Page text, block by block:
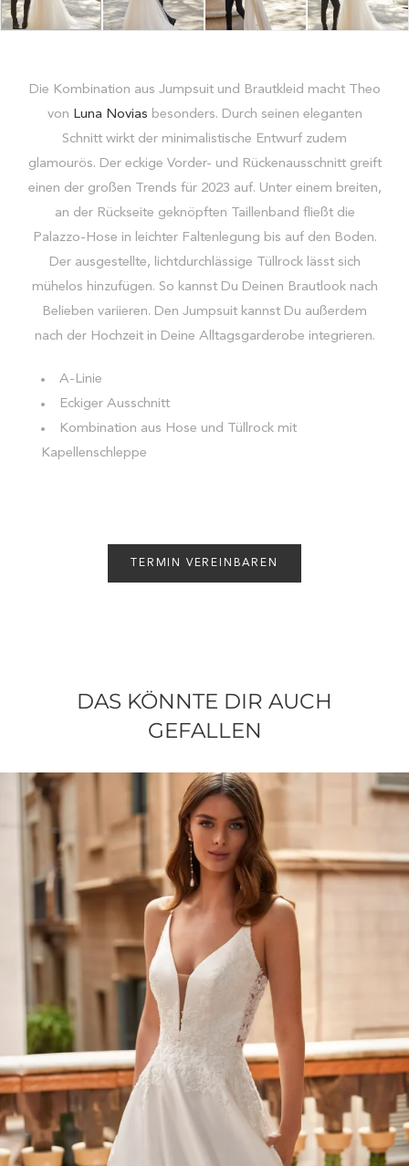
Die Kombination aus Jumpsuit und Brautkleid macht Theo
von Luna Novias besonders. Durch seinen eleganten
Schnitt wirkt der minimalistische Entwurf zudem
glamourös. Der eckige Vorder- und Rückenausschnitt greift
einen der großen Trends für 2023 auf. Unter einem breiten,
an der Rückseite geknöpften Taillenband fließt die
Palazzo-Hose in leichter Faltenlegung bis auf den Boden.
Der ausgestellte, lichtdurchlässige Tüllrock lässt sich
mühelos hinzufügen. So kannst Du Deinen Brautlook nach
Belieben variieren. Den Jumpsuit kannst Du außerdem
nach der Hochzeit in Deine Alltagsgarderobe integrieren.
A-Linie
Eckiger Ausschnitt
Kombination aus Hose und Tüllrock mit
Kapellenschleppe
TERMIN VEREINBAREN
DAS KÖNNTE DIR AUCH
GEFALLEN